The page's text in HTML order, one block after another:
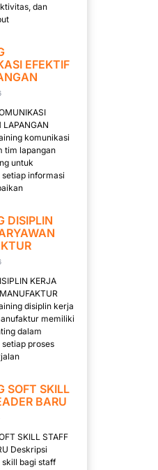
dan
EFEKTIF
LAPANGAN
komunikasi
tim lapangan
untuk
informasi
DISIPLIN
KERJA
disiplin kerja
memiliki
dalam
proses
SOFT SKILL
BARU
SKILL STAFF
Deskripsi
bagi staff